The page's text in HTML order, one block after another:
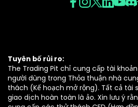
Tuyên bố rủi ro:
The Trading Pit chỉ cung cấp tài
người dùng trong Thỏa thuận nhà
thách (Kế hoạch mở rộng). Tất cả tài
giao dịch hoàn toàn là ảo. Xin lưu ý